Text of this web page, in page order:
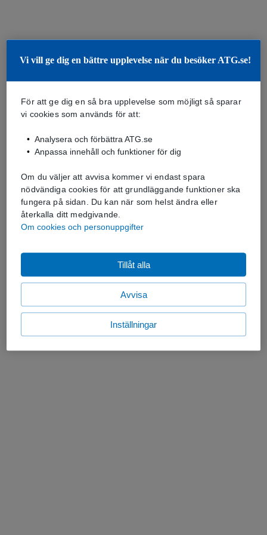
Vi vill ge dig en bättre upplevelse när du besöker ATG.se!
För att ge dig en så bra upplevelse som möjligt så sparar
vi cookies som används för att:
Analysera och förbättra ATG.se
Anpassa innehåll och funktioner för dig
Om du väljer att avvisa kommer vi endast spara
nödvändiga cookies för att grundläggande funktioner ska
fungera på sidan. Du kan när som helst ändra eller
återkalla ditt medgivande.
Om cookies och personuppgifter
Avvisa
Tillåt alla
Inställningar